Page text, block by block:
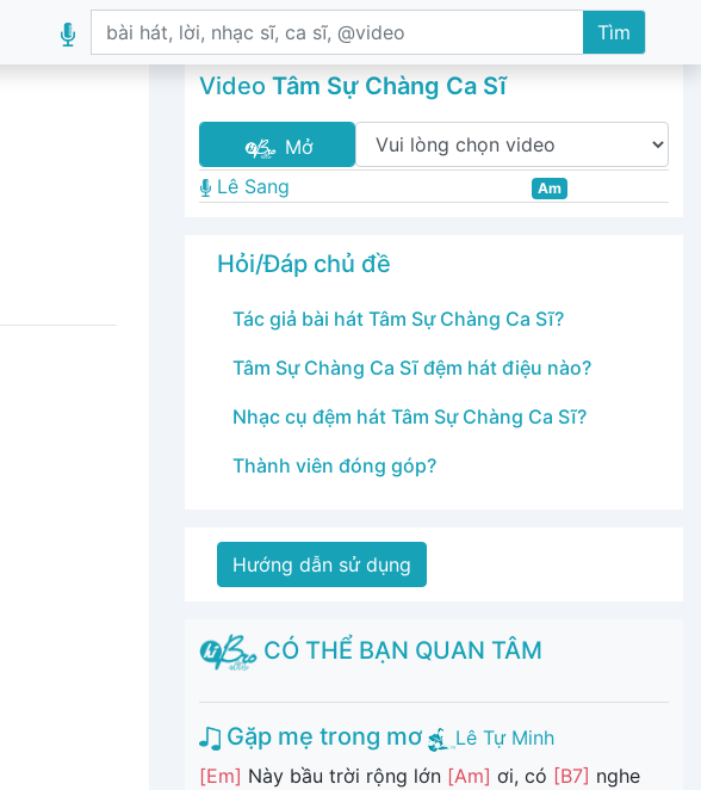
Tìm
Video Tâm Sự Chàng Ca Sĩ
Mở
Lê Sang
Am
Hỏi/Đáp chủ đề
Tác giả bài hát Tâm Sự Chàng Ca Sĩ?
Tâm Sự Chàng Ca Sĩ đệm hát điệu nào?
Nhạc cụ đệm hát Tâm Sự Chàng Ca Sĩ?
Thành viên đóng góp?
Hướng dẫn sử dụng
CÓ THỂ BẠN QUAN TÂM
Gặp mẹ trong mơ
Lê Tự Minh
[Em] Này bầu trời rộng lớn [Am] ơi, có [B7] nghe